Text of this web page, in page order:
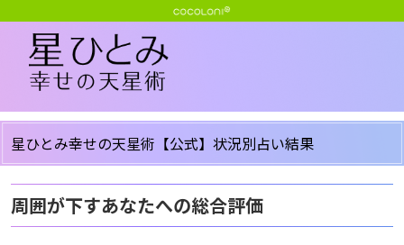
星ひとみ幸せの天星術【公式】状況別占い結果
周囲が下すあなたへの総合評価